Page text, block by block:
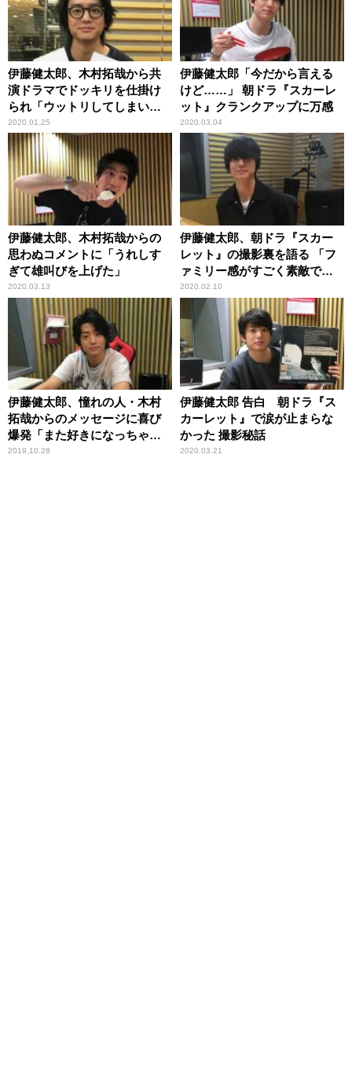
伊藤健太郎、木村拓哉から共
演ドラマでドッキリを仕掛け
られ「ウットリしてしまいま
した」
2020.01.25
伊藤健太郎「今だから言える
けど……」 朝ドラ『スカーレ
ット』クランクアップに万感
2020.03.04
伊藤健太郎、木村拓哉からの
思わぬコメントに「うれしす
ぎて雄叫びを上げた」
2020.03.13
伊藤健太郎、朝ドラ『スカー
レット』の撮影裏を語る 「フ
ァミリー感がすごく素敵で
す」
2020.02.10
伊藤健太郎、憧れの人・木村
拓哉からのメッセージに喜び
爆発「また好きになっちゃっ
た」
2019.10.28
伊藤健太郎 告白 朝ドラ『ス
カーレット』で涙が止まらな
かった 撮影秘話
2020.03.21